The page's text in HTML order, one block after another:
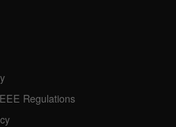
Regulations